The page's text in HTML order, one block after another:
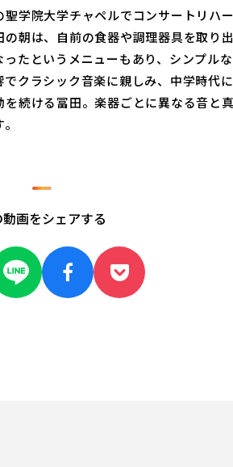
学院大学チャペルでコンサートリハ
朝は、自前の食器や調理器具を取り
たというメニューもあり、シンプル
クラシック音楽に親しみ、中学時代
続ける冨田。楽器ごとに異なる音と
動画をシェアする